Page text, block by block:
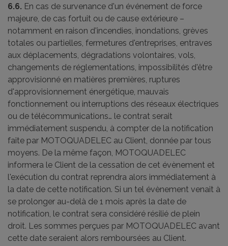
6.6. En cas de survenance d'un événement de force
majeure, de cas fortuit ou de cause extérieure –
notamment en raison d'incendies, inondations, grèves
totales ou partielles, fermetures d'entreprises, entraves
aux déplacements, dégradations volontaires, vols,
changements de réglementations, impossibilités d'être
approvisionné en matières premières, ruptures
d'approvisionnement énergétique, mauvais
fonctionnement ou interruptions des réseaux électriques
ou de télécommunications… le contrat serait
immédiatement suspendu, à compter de la notification
faite par MOTOQUADELEC au Client, donnée par tous
moyens. De la même façon, MOTOQUADELEC
informera le Client de la cessation de cet évènement et
l'exécution du contrat reprendra alors immédiatement à
la date de cette notification. Si un tel évènement venait à
se prolonger au-delà de 1 mois après la date de
notification, le contrat sera considéré résilié de plein
droit. Les sommes perçues par MOTOQUADELEC avant
cette date seraient alors remboursées au Client.